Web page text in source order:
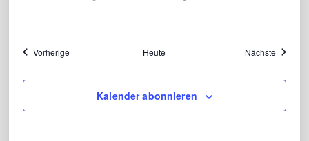
VorherigeVeranstaltungen Heute Nächste
Kalender abonnieren